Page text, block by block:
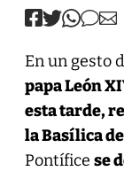
En un gesto
papa León
esta tarde,
la Basílica
Pontífice se